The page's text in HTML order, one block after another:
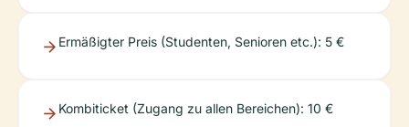
Ermäßigter Preis (Studenten, Senioren etc.): 5 €
Kombiticket (Zugang zu allen Bereichen): 10 €